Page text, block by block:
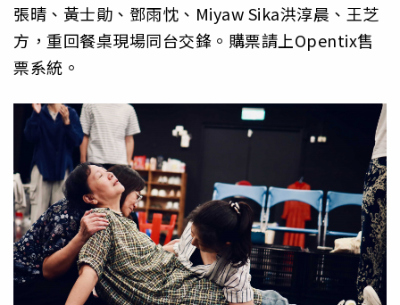
張晴、黃士勛、鄧雨忱、Miyaw Sika洪淳晨、王芝
方，重回餐桌現場同台交鋒。購票請上Opentix售
票系統。